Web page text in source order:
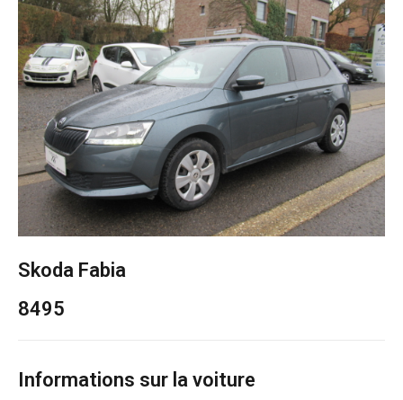
Skoda Fabia
8495
Informations sur la voiture